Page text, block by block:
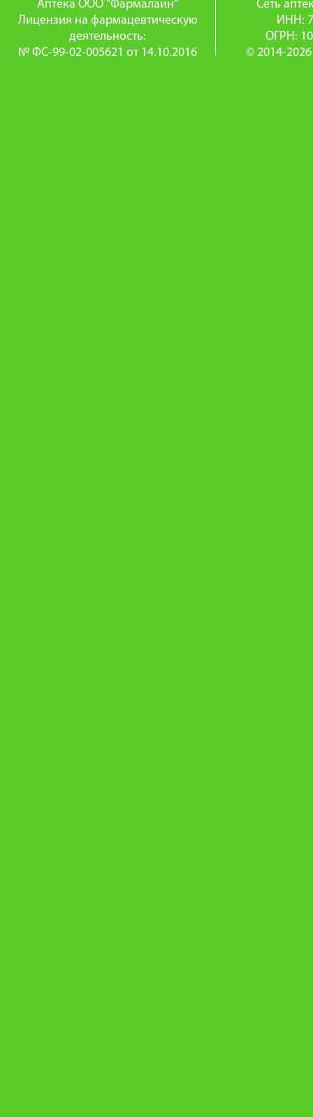
Аптека ООО "Фармалайн"
Лицензия на фармацевтическую
деятельность:
№ ФС-99-02-005621 от 14.10.2016
Сеть
ИНН:
ОГРН:
© 2014-